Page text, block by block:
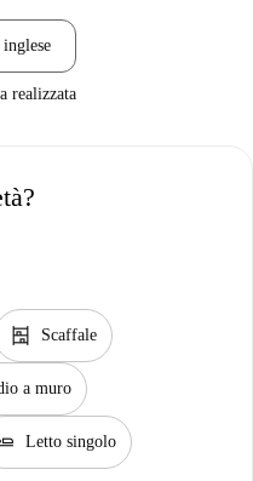
realizzata
shelves Scaffale
a muro
Letto singolo